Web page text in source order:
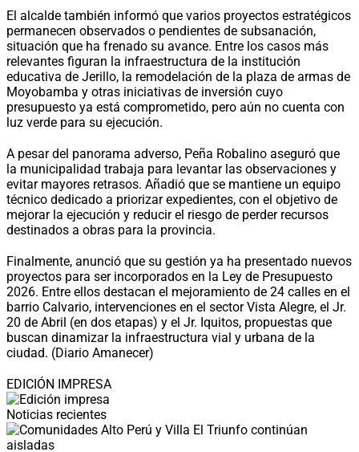
El alcalde también informó que varios proyectos estratégicos
permanecen observados o pendientes de subsanación,
situación que ha frenado su avance. Entre los casos más
relevantes figuran la infraestructura de la institución
educativa de Jerillo, la remodelación de la plaza de armas de
Moyobamba y otras iniciativas de inversión cuyo
presupuesto ya está comprometido, pero aún no cuenta con
luz verde para su ejecución.
A pesar del panorama adverso, Peña Robalino aseguró que
la municipalidad trabaja para levantar las observaciones y
evitar mayores retrasos. Añadió que se mantiene un equipo
técnico dedicado a priorizar expedientes, con el objetivo de
mejorar la ejecución y reducir el riesgo de perder recursos
destinados a obras para la provincia.
Finalmente, anunció que su gestión ya ha presentado nuevos
proyectos para ser incorporados en la Ley de Presupuesto
2026. Entre ellos destacan el mejoramiento de 24 calles en el
barrio Calvario, intervenciones en el sector Vista Alegre, el Jr.
20 de Abril (en dos etapas) y el Jr. Iquitos, propuestas que
buscan dinamizar la infraestructura vial y urbana de la
ciudad. (Diario Amanecer)
EDICIÓN IMPRESA
Noticias recientes